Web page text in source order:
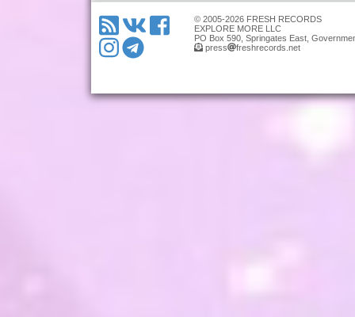
© 2005-2026 FRESH RECORDS
EXPLORE MORE LLC
PO Box 590, Springates East,
press
freshrecords.net